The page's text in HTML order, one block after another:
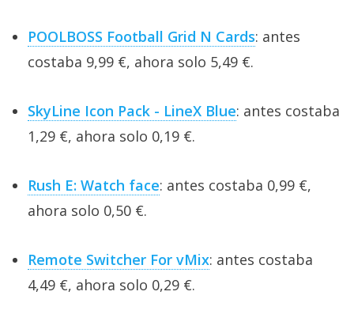
POOLBOSS Football Grid N Cards: antes
costaba 9,99 €, ahora solo 5,49 €.
SkyLine Icon Pack - LineX Blue: antes costaba
1,29 €, ahora solo 0,19 €.
Rush E: Watch face: antes costaba 0,99 €,
ahora solo 0,50 €.
Remote Switcher For vMix: antes costaba
4,49 €, ahora solo 0,29 €.